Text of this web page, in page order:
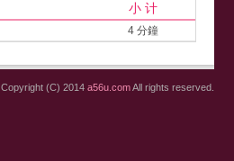
小 计
4 分鐘
Copyright (C) 2014 a56u.comAll rights reserved.